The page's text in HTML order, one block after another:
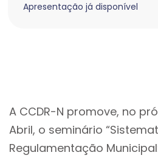
Apresentação já disponível
A CCDR-N promove, no
Abril, o seminário
Regulamentação